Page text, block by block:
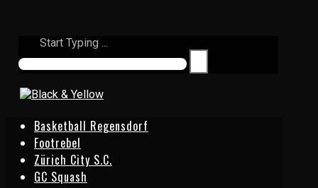
Start Typing ...
Basketball Regensdorf
Footrebel
Zürich City S.C.
GC Squash